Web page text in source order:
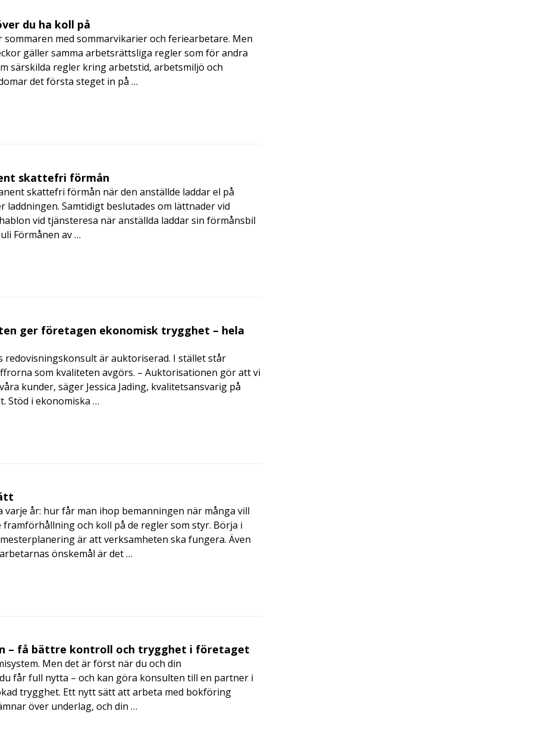
du ha koll på
med sommarvikarier och feriearbetare. Men
gäller samma arbetsrättsliga regler som för andra
särskilda regler kring arbetstid, arbetsmiljö och
det första steget in på …
skattefri förmån
skattefri förmån när den anställde laddar el på
Samtidigt beslutades om lättnader vid
vid tjänsteresa när anställda laddar sin förmånsbil
Förmånen av …
ger företagen ekonomisk trygghet – hela
är auktoriserad. I stället står
som kvaliteten avgörs. – Auktorisationen gör att vi
kunder, säger Jessica Jading, kvalitetsansvarig på
Stöd i ekonomiska …
år: hur får man ihop bemanningen när många vill
och koll på de regler som styr. Börja i
är att verksamheten ska fungera. Även
önskemål är det …
– få bättre kontroll och trygghet i företaget
Men det är först när du och din
får full nytta – och kan göra konsulten till en partner i
trygghet. Ett nytt sätt att arbeta med bokföring
över underlag, och din …